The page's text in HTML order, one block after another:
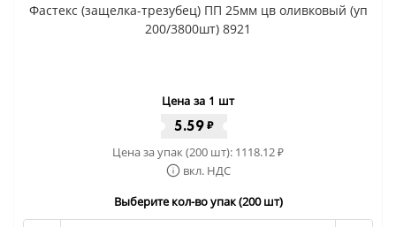
Фастекс (защелка-трезубец) ПП 25мм цв оливковый (уп
200/3800шт) 8921
Цена за 1 шт
5.59 ₽
Цена за упак (200 шт): 1118.12₽
вкл. НДС
Выберите кол-во упак (200 шт)